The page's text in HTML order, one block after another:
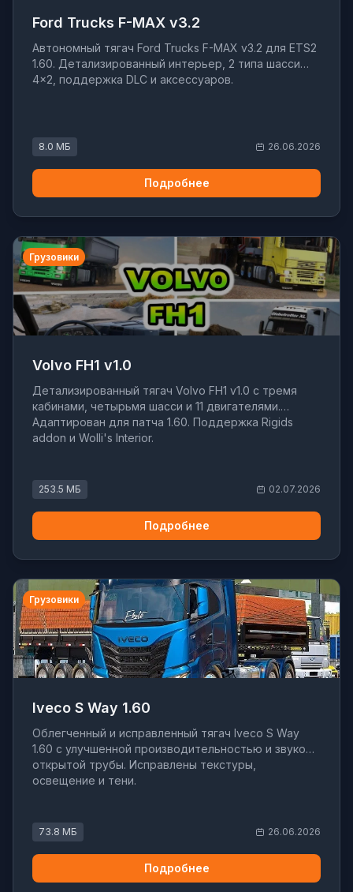
Ford Trucks F-MAX v3.2
Автономный тягач Ford Trucks F-MAX v3.2 для ETS2
1.60. Детализированный интерьер, 2 типа шасси
4x2, поддержка DLC и аксессуаров.
8.0 МБ 26.06.2026
Подробнее
Грузовики
Volvo FH1 v1.0
Детализированный тягач Volvo FH1 v1.0 с тремя
кабинами, четырьмя шасси и 11 двигателями.
Адаптирован для патча 1.60. Поддержка Rigids
addon и Wolli's Interior.
253.5 МБ 02.07.2026
Подробнее
Грузовики
Iveco S Way 1.60
Облегченный и исправленный тягач Iveco S Way
1.60 с улучшенной производительностью и звуком
открытой трубы. Исправлены текстуры,
освещение и тени.
73.8 МБ 26.06.2026
Подробнее